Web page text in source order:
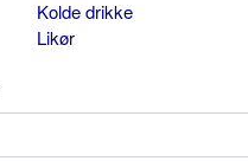
Kolde drikke
Likør